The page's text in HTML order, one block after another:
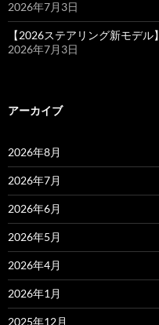
2026年7月3日
【2026ステアリング新モデル】
2026年7月3日
アーカイブ
2026年8月
2026年7月
2026年6月
2026年5月
2026年4月
2026年1月
2025年12月